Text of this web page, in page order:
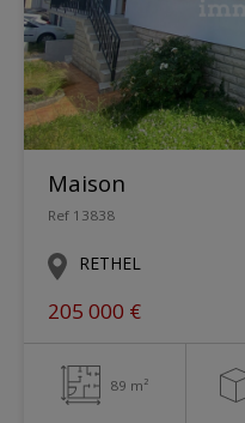
Maison
Ref 13838
RETHEL
205 000 €
89 m²